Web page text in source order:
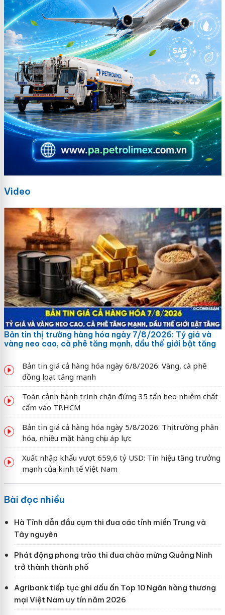
Video
Bản tin thị trường hàng hóa ngày 7/8/2026: Tỷ giá và
vàng neo cao, cà phê tăng mạnh, dầu thế giới bật tăng
Bản tin giá cả hàng hóa ngày 6/8/2026: Vàng, cà phê
đồng loạt tăng mạnh
Toàn cảnh hành trình chặn đứng 35 tấn heo nhiễm chất
cấm vào TP.HCM
Bản tin giá cả hàng hóa ngày 5/8/2026: Thị trường phân
hóa, nhiều mặt hàng chịu áp lực
Xuất nhập khẩu vượt 659,6 tỷ USD: Tín hiệu tăng trưởng
mạnh của kinh tế Việt Nam
Bài đọc nhiều
Hà Tĩnh dẫn đầu cụm thi đua các tỉnh miền Trung và
Tây nguyên
Phát động phong trào thi đua chào mừng Quảng Ninh
trở thành thành phố
Agribank tiếp tục ghi dấu ấn Top 10 Ngân hàng thương
mại Việt Nam uy tín năm 2026